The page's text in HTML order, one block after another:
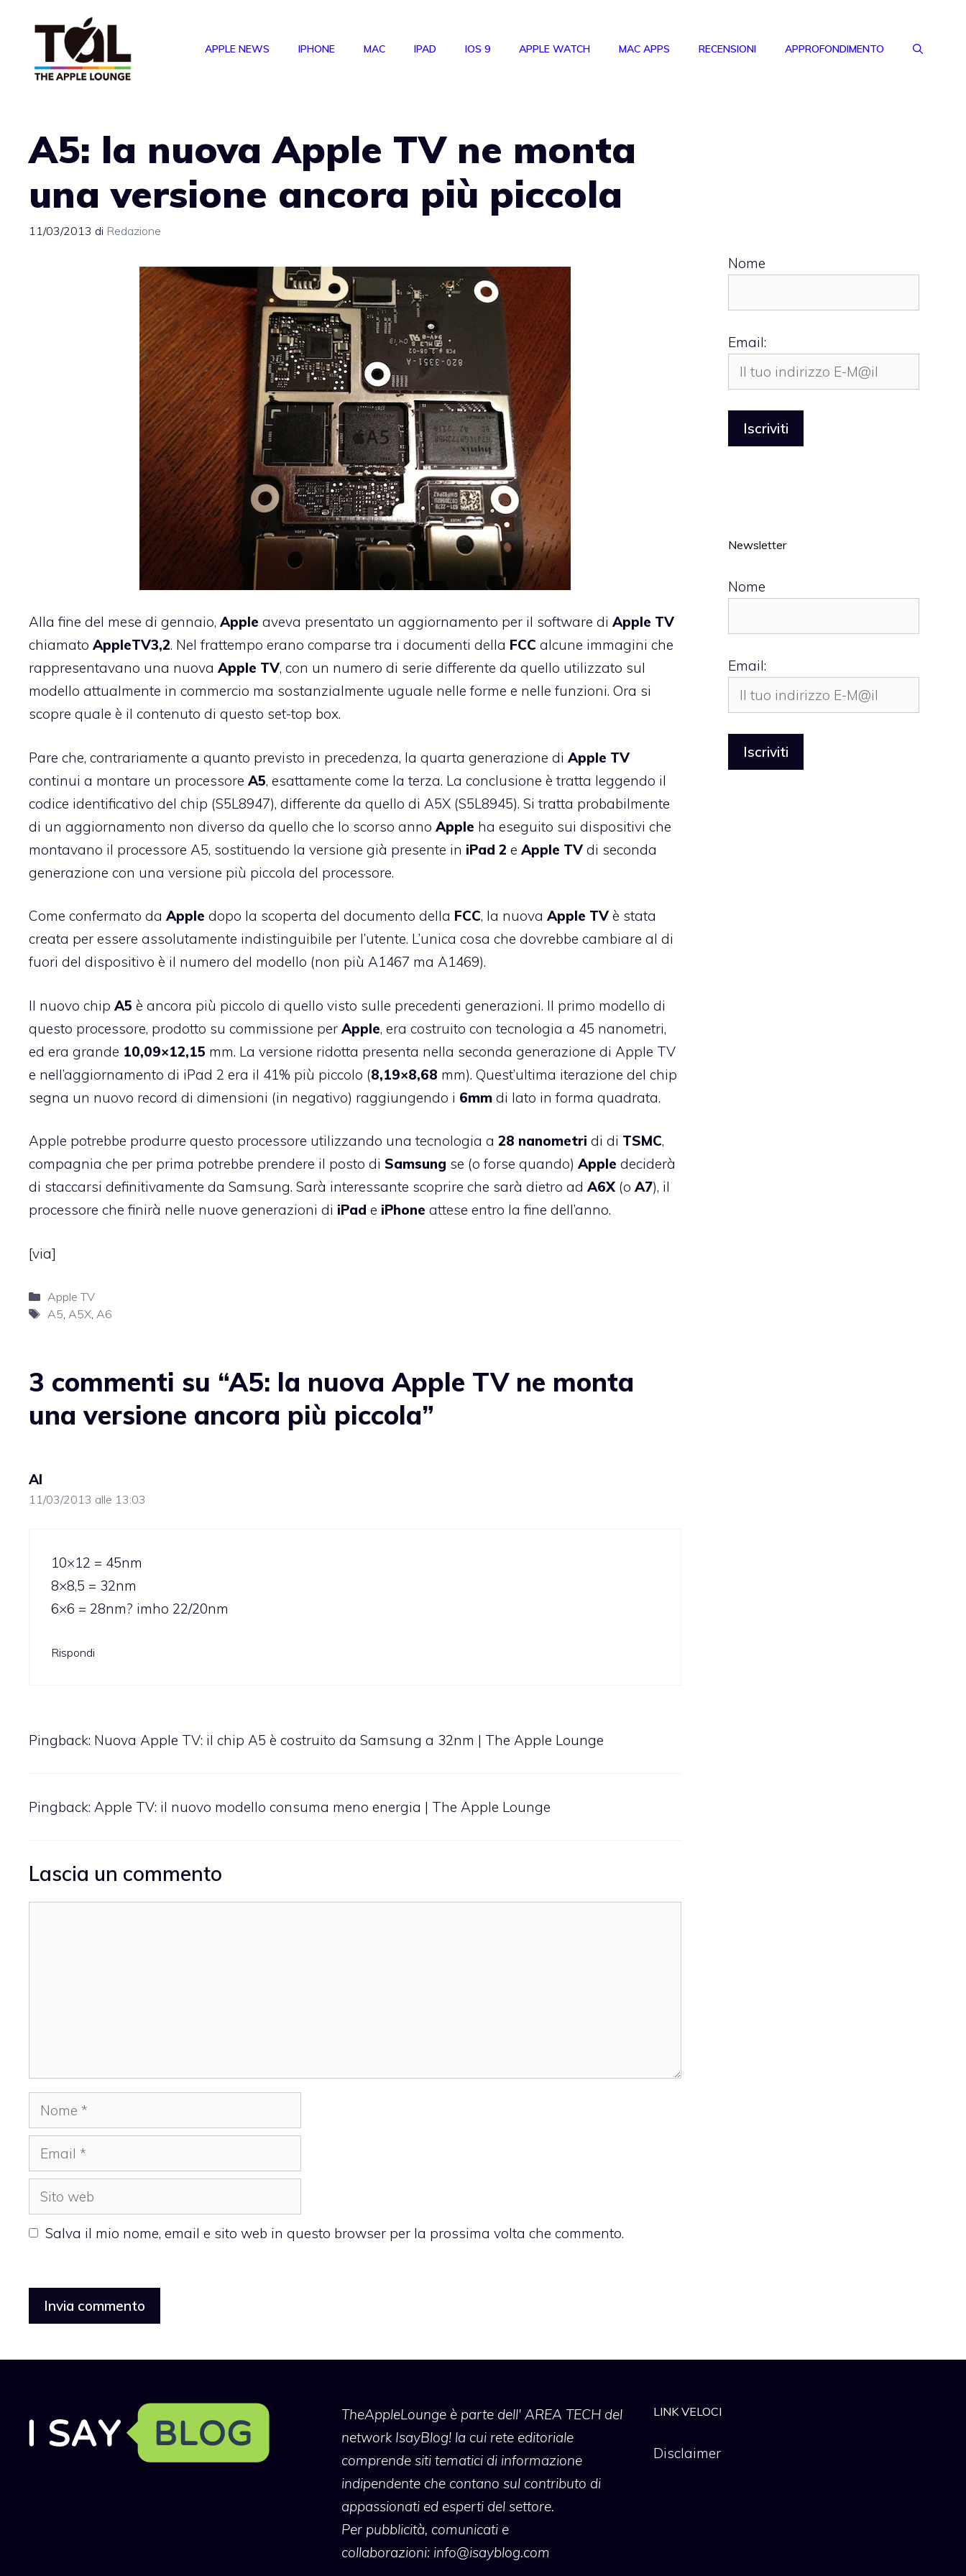
APPLE NEWS IPHONE MAC IPAD IOS 9 APPLE WATCH MAC APPS RECENSIONI APPROFONDIMENTO
A5: la nuova Apple TV ne monta
una versione ancora più piccola
11/03/2013 di Redazione
Alla fine del mese di gennaio, Apple aveva presentato un aggiornamento per il software di Apple TV
chiamato AppleTV3,2. Nel frattempo erano comparse tra i documenti della FCC alcune immagini che
rappresentavano una nuova Apple TV, con un numero di serie differente da quello utilizzato sul
modello attualmente in commercio ma sostanzialmente uguale nelle forme e nelle funzioni. Ora si
scopre quale è il contenuto di questo set-top box.
Pare che, contrariamente a quanto previsto in precedenza, la quarta generazione di Apple TV
continui a montare un processore A5, esattamente come la terza. La conclusione è tratta leggendo il
codice identificativo del chip (S5L8947), differente da quello di A5X (S5L8945). Si tratta probabilmente
di un aggiornamento non diverso da quello che lo scorso anno Apple ha eseguito sui dispositivi che
montavano il processore A5, sostituendo la versione già presente in iPad 2 e Apple TV di seconda
generazione con una versione più piccola del processore.
Come confermato da Apple dopo la scoperta del documento della FCC, la nuova Apple TV è stata
creata per essere assolutamente indistinguibile per l’utente. L’unica cosa che dovrebbe cambiare al di
fuori del dispositivo è il numero del modello (non più A1467 ma A1469).
Il nuovo chip A5 è ancora più piccolo di quello visto sulle precedenti generazioni. Il primo modello di
questo processore, prodotto su commissione per Apple, era costruito con tecnologia a 45 nanometri,
ed era grande 10,09×12,15 mm. La versione ridotta presenta nella seconda generazione di Apple TV
e nell’aggiornamento di iPad 2 era il 41% più piccolo (8,19×8,68 mm). Quest’ultima iterazione del chip
segna un nuovo record di dimensioni (in negativo) raggiungendo i 6mm di lato in forma quadrata.
Apple potrebbe produrre questo processore utilizzando una tecnologia a 28 nanometri di di TSMC,
compagnia che per prima potrebbe prendere il posto di Samsung se (o forse quando) Apple deciderà
di staccarsi definitivamente da Samsung. Sarà interessante scoprire che sarà dietro ad A6X (o A7), il
processore che finirà nelle nuove generazioni di iPad e iPhone attese entro la fine dell’anno.
[via]
Categorie
Apple TV
Tag
A5, A5X, A6
3 commenti su “A5: la nuova Apple TV ne monta
una versione ancora più piccola”
Al
11/03/2013 alle 13:03
10×12 = 45nm
8×8,5 = 32nm
6×6 = 28nm? imho 22/20nm
Rispondi
Pingback: Nuova Apple TV: il chip A5 è costruito da Samsung a 32nm | The Apple Lounge
Pingback: Apple TV: il nuovo modello consuma meno energia | The Apple Lounge
Lascia un commento
Nome
Email
Sito
web
Salva il mio nome, email e sito web in questo browser per la prossima volta che commento.
Nome
Email:
Newsletter
Nome
Email:
TheAppleLoungeè parte dell' AREA TECH del
network IsayBlog! la cui rete editoriale
comprende siti tematici di informazione
indipendente che contano sul contributo di
appassionati ed esperti del settore.
Per pubblicità, comunicati e
collaborazioni: info@isayblog.com
LINK VELOCI
Disclaimer